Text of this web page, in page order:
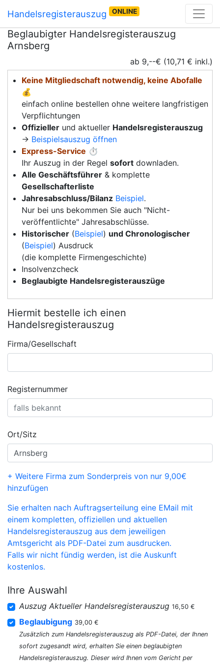
Handelsregisterauszug ONLINE
Beglaubigter Handelsregisterauszug
Arnsberg
ab 9,--€ (10,71 € inkl.)
Keine Mitgliedschaft notwendig, keine Abofalle
💰
einfach online bestellen ohne weitere langfristigen
Verpflichtungen
Offizieller und aktueller Handelsregisterauszug
→ Beispielsauszug öffnen
Express-Service ⏱️
Ihr Auszug in der Regel sofort downladen.
Alle Geschäftsführer & komplette
Gesellschafterliste
Jahresabschluss/Bilanz Beispiel.
Nur bei uns bekommen Sie auch "Nicht-
veröffentlichte" Jahresabschlüsse.
Historischer (Beispiel) und Chronologischer
(Beispiel) Ausdruck
(die komplette Firmengeschichte)
Insolvenzcheck
Beglaubigte Handelsregisterauszüge
Hiermit bestelle ich einen
Handelsregisterauszug
Firma/Gesellschaft
Registernummer
Ort/Sitz
+ Weitere Firma zum Sonderpreis von nur 9,00€
hinzufügen
Sie erhalten nach Auftragserteilung eine EMail mit
einem kompletten, offiziellen und aktuellen
Handelsregisterauszug aus dem jeweiligen
Amtsgericht als PDF-Datei zum ausdrucken.
Falls wir nicht fündig werden, ist die Auskunft
kostenlos.
Ihre Auswahl
Auszug Aktueller Handelsregisterauszug 16,50 €
Beglaubigung 39,00 €
Zusätzlich zum Handelsregisterauszug als PDF-Datei, der Ihnen
sofort zugesandt wird, erhalten Sie einen beglaubigten
Handelsregisterauszug. Dieser wird Ihnen vom Gericht per